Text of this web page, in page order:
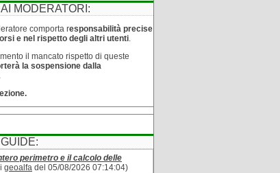
MODERATORI:
comporta responsabilità precise
e nel rispetto degli altri utenti.
il mancato rispetto di queste
la sospensione dalla
.
perimetro e il calcolo delle
geoalfa del 05/08/2026 07:14:04)